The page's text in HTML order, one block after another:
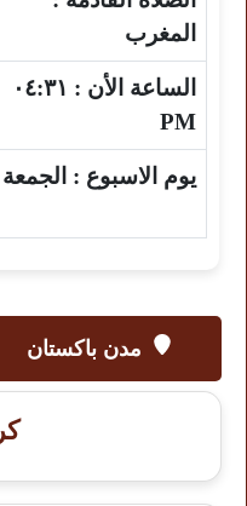
المغرب
الساعة الأن : ٠٤:٣١
PM
يوم الاسبوع : الجمعة
مدن باكستان